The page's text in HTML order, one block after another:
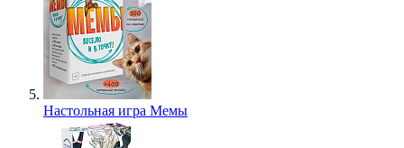
Настольная игра Мемы